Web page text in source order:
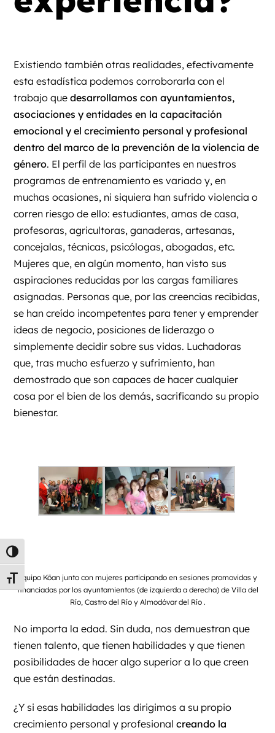
Alternar alto contraste
Alternar tamaño de letra
Existiendo también otras realidades, efectivamente
esta estadística podemos corroborarla con el
trabajo quedesarrollamos con ayuntamientos,
asociaciones y entidades en la capacitación
emocional y el crecimiento personal y profesional
dentro del marco de la prevención de la violencia de
género. El perfil de las participantes en nuestros
programas de entrenamiento es variado y, en
muchas ocasiones, ni siquiera han sufrido violencia o
corren riesgo de ello: estudiantes, amas de casa,
profesoras, agricultoras, ganaderas, artesanas,
concejalas, técnicas, psicólogas, abogadas, etc.
Mujeres que, en algún momento, han visto sus
aspiraciones reducidas por las cargas familiares
asignadas. Personas que, por las creencias recibidas,
se han creído incompetentes para tener y emprender
ideas de negocio, posiciones de liderazgo o
simplemente decidir sobre sus vidas. Luchadoras
que, tras mucho esfuerzo y sufrimiento, han
demostrado que son capaces de hacer cualquier
cosa por el bien de los demás, sacrificando su propio
bienestar.
Equipo Kōan junto con mujeres participando en sesiones promovidas y
financiadas por los ayuntamientos (de izquierda a derecha) de Villa del
Río, Castro del Río y Almodóvar del Río .
No importa la edad. Sin duda, nos demuestran que
tienen talento, que tienen habilidades y que tienen
posibilidades de hacer algo superior a lo que creen
que están destinadas.
¿Y si esas habilidades las dirigimos a su propio
crecimiento personal y profesionalcreando la